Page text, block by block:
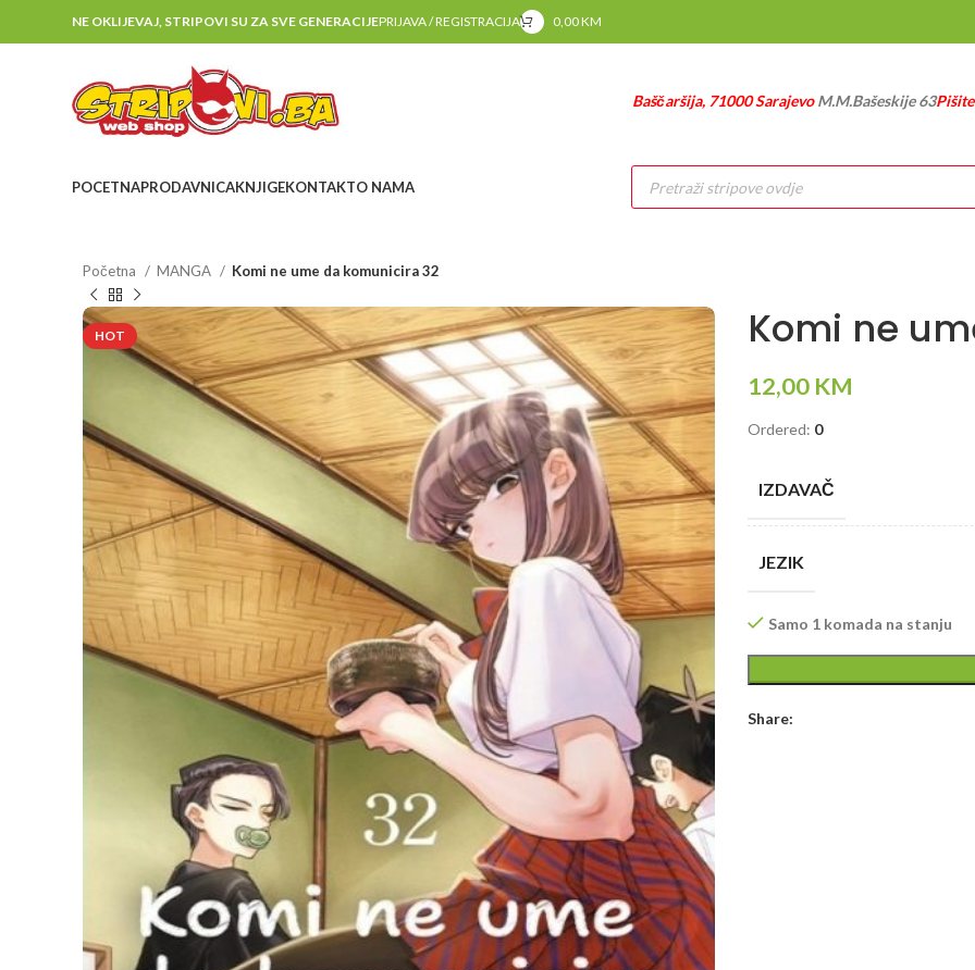
NE OKLIJEVAJ, STRIPOVI SU ZA SVE GENERACIJEPRIJAVA / REGISTRACIJA 0,00KM
Baščaršija, 71000 SarajevoM.M.Bašeskije 63
POCETNAPRODAVNICAKNJIGEKONTAKTO NAMA
Products
search
Početna MANGA Komi ne ume da komunicira 32
HOT Komi ne
12,00 KM
Ordered: 0
IZDAVAČ
JEZIK
Samo 1 komada na stanju
Share: